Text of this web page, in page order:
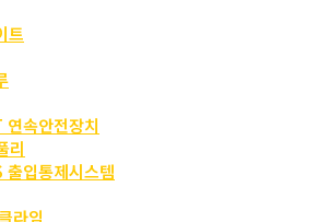
트
속안전장치
리
출입통제시스템
라임